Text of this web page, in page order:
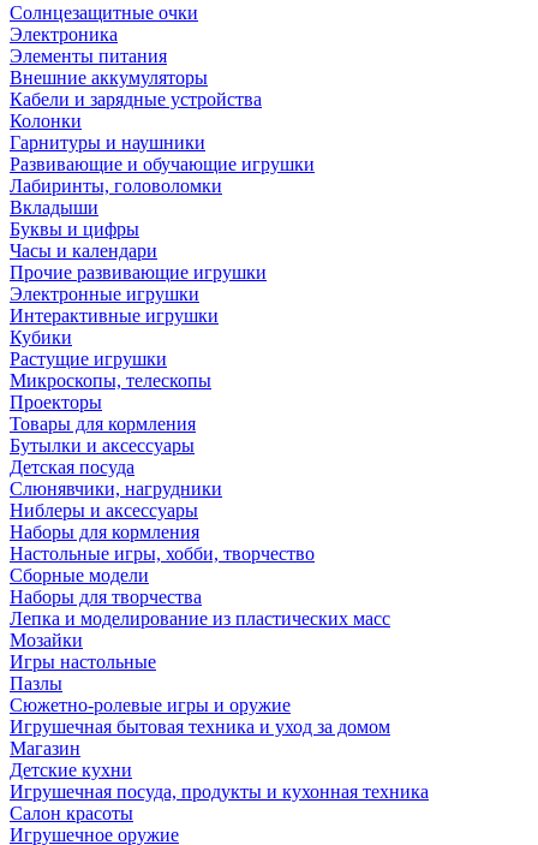
Солнцезащитные очки
Электроника
Элементы питания
Внешние аккумуляторы
Кабели и зарядные устройства
Колонки
Гарнитуры и наушники
Развивающие и обучающие игрушки
Лабиринты, головоломки
Вкладыши
Буквы и цифры
Часы и календари
Прочие развивающие игрушки
Электронные игрушки
Интерактивные игрушки
Кубики
Растущие игрушки
Микроскопы, телескопы
Проекторы
Товары для кормления
Бутылки и аксессуары
Детская посуда
Слюнявчики, нагрудники
Ниблеры и аксессуары
Наборы для кормления
Настольные игры, хобби, творчество
Сборные модели
Наборы для творчества
Лепка и моделирование из пластических масс
Мозайки
Игры настольные
Пазлы
Сюжетно-ролевые игры и оружие
Игрушечная бытовая техника и уход за домом
Магазин
Детские кухни
Игрушечная посуда, продукты и кухонная техника
Салон красоты
Игрушечное оружие